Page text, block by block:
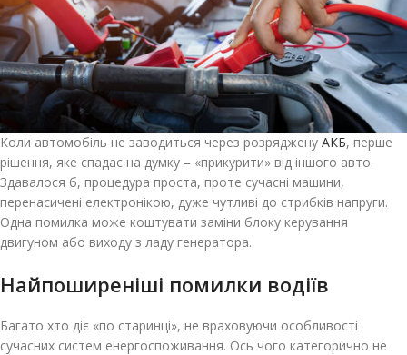
Коли автомобіль не заводиться через розряджену АКБ, перше
рішення, яке спадає на думку – «прикурити» від іншого авто.
Здавалося б, процедура проста, проте сучасні машини,
перенасичені електронікою, дуже чутливі до стрибків напруги.
Одна помилка може коштувати заміни блоку керування
двигуном або виходу з ладу генератора.
Найпоширеніші помилки водіїв
Багато хто діє «по старинці», не враховуючи особливості
сучасних систем енергоспоживання. Ось чого категорично не